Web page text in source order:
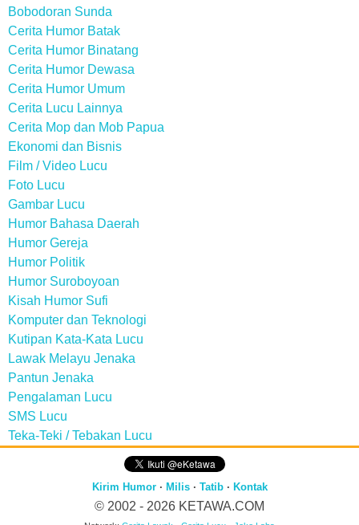
Bobodoran Sunda
Cerita Humor Batak
Cerita Humor Binatang
Cerita Humor Dewasa
Cerita Humor Umum
Cerita Lucu Lainnya
Cerita Mop dan Mob Papua
Ekonomi dan Bisnis
Film / Video Lucu
Foto Lucu
Gambar Lucu
Humor Bahasa Daerah
Humor Gereja
Humor Politik
Humor Suroboyoan
Kisah Humor Sufi
Komputer dan Teknologi
Kutipan Kata-Kata Lucu
Lawak Melayu Jenaka
Pantun Jenaka
Pengalaman Lucu
SMS Lucu
Teka-Teki / Tebakan Lucu
Kirim Humor· Milis· Tatib· Kontak
© 2002 - 2026 KETAWA.COM